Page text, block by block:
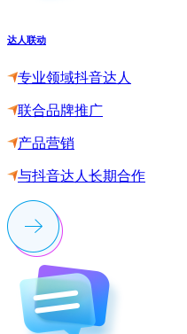
达人联动
专业领域抖音达人
联合品牌推广
产品营销
与抖音达人长期合作